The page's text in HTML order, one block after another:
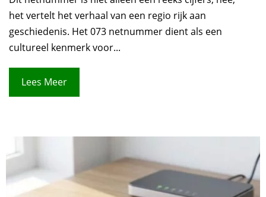
het vertelt het verhaal van een regio rijk aan
geschiedenis. Het 073 netnummer dient als een
cultureel kenmerk voor...
Lees Meer